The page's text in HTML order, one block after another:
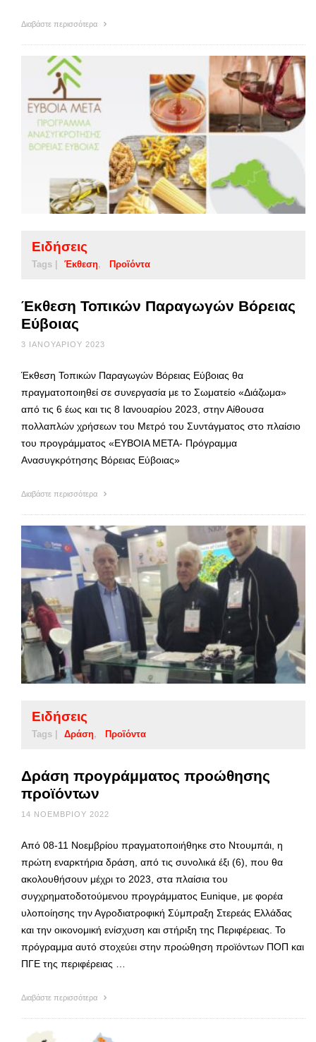
Διαβάστε περισσότερα
Ειδήσεις
Tags | Έκθεση Προϊόντα
Έκθεση Τοπικών Παραγωγών Βόρειας
Εύβοιας
3 ΙΑΝΟΥΑΡΊΟΥ 2023
Έκθεση Τοπικών Παραγωγών Βόρειας Εύβοιας θα
πραγματοποιηθεί σε συνεργασία με το Σωματείο «Διάζωμα»
από τις 6 έως και τις 8 Ιανουαρίου 2023, στην Αίθουσα
πολλαπλών χρήσεων του Μετρό του Συντάγματος στο πλαίσιο
του προγράμματος «ΕΥΒΟΙΑ ΜΕΤΑ- Πρόγραμμα
Ανασυγκρότησης Βόρειας Εύβοιας»
Διαβάστε περισσότερα
Ειδήσεις
Tags | Δράση Προϊόντα
Δράση προγράμματος προώθησης
προϊόντων
14 ΝΟΕΜΒΡΊΟΥ 2022
Από 08-11 Νοεμβρίου πραγματοποιήθηκε στο Ντουμπάι, η
πρώτη εναρκτήρια δράση, από τις συνολικά έξι (6), που θα
ακολουθήσουν μέχρι το 2023, στα πλαίσια του
συγχρηματοδοτούμενου προγράμματος Eunique, με φορέα
υλοποίησης την Αγροδιατροφική Σύμπραξη Στερεάς Ελλάδας
και την οικονομική ενίσχυση και στήριξη της Περιφέρειας. Το
πρόγραμμα αυτό στοχεύει στην προώθηση προϊόντων ΠΟΠ και
ΠΓΕ της περιφέρειας …
Διαβάστε περισσότερα